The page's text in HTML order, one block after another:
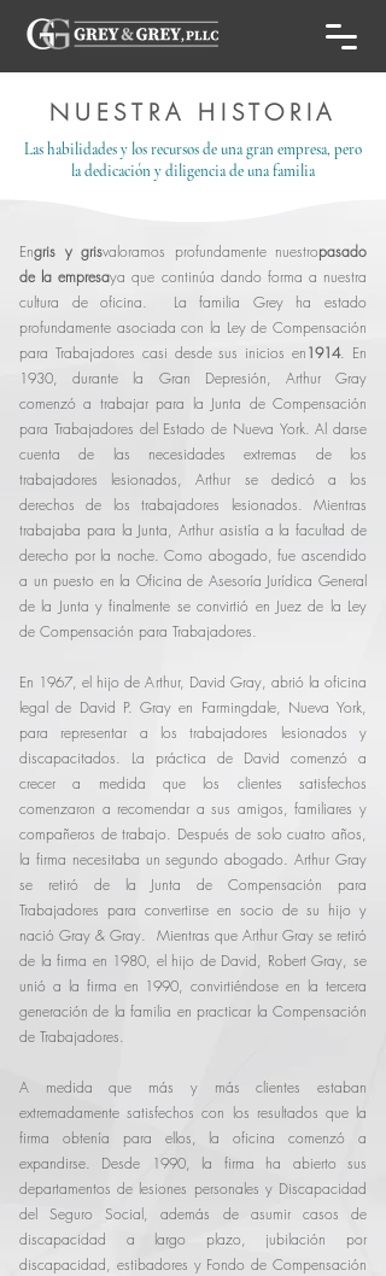
NUESTRA HISTORIA
Las habilidades y los recursos de una gran empresa, pero
la dedicación y diligencia de una familia
Engris y grisvaloramos profundamente nuestropasado
de la empresaya que continúa dando forma a nuestra
cultura de oficina. La familia Grey ha estado
profundamente asociada con la Ley de Compensación
para Trabajadores casi desde sus inicios en1914. En
1930, durante la Gran Depresión, Arthur Gray
comenzó a trabajar para la Junta de Compensación
para Trabajadores del Estado de Nueva York. Al darse
cuenta de las necesidades extremas de los
trabajadores lesionados, Arthur se dedicó a los
derechos de los trabajadores lesionados. Mientras
trabajaba para la Junta, Arthur asistía a la facultad de
derecho por la noche. Como abogado, fue ascendido
a un puesto en la Oficina de Asesoría Jurídica General
de la Junta y finalmente se convirtió en Juez de la Ley
de Compensación para Trabajadores.
En 1967, el hijo de Arthur, David Gray, abrió la oficina
legal de David P. Gray en Farmingdale, Nueva York,
para representar a los trabajadores lesionados y
discapacitados. La práctica de David comenzó a
crecer a medida que los clientes satisfechos
comenzaron a recomendar a sus amigos, familiares y
compañeros de trabajo. Después de solo cuatro años,
la firma necesitaba un segundo abogado. Arthur Gray
se retiró de la Junta de Compensación para
Trabajadores para convertirse en socio de su hijo y
nació Gray & Gray. Mientras que Arthur Gray se retiró
de la firma en 1980, el hijo de David, Robert Gray, se
unió a la firma en 1990, convirtiéndose en la tercera
generación de la familia en practicar la Compensación
de Trabajadores.
A medida que más y más clientes estaban
extremadamente satisfechos con los resultados que la
firma obtenía para ellos, la oficina comenzó a
expandirse. Desde 1990, la firma ha abierto sus
departamentos de lesiones personales y Discapacidad
del Seguro Social, además de asumir casos de
discapacidad a largo plazo, jubilación por
discapacidad, estibadores y Fondo de Compensación